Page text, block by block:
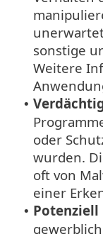
sonstige
Weitere
•
oder
wurden.
oft von
einer
• Potenziell